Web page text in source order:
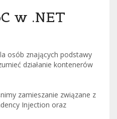
w .NET
osób znających podstawy
działanie kontenerów
zamieszanie związane z
Injection oraz